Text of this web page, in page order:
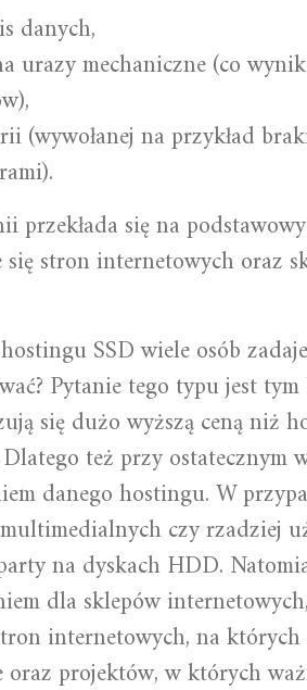
danych,
urazy mechaniczne (co
(wywołanej na przykład
przekłada się na
się stron internetowych oraz
SSD wiele osób
Pytanie tego typu jest
się dużo wyższą ceną niż
też przy ostatecznym
danego hostingu. W
czy rzadziej
na dyskach HDD.
dla sklepów
internetowych, na
oraz projektów, w których